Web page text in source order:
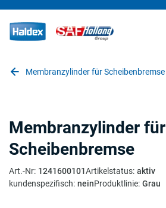
Membranzylinder für Scheibenbremse
Membranzylinder für
Scheibenbremse
Art.-Nr: 1241600101Artikelstatus: aktiv
kundenspezifisch: neinProduktlinie: Grau